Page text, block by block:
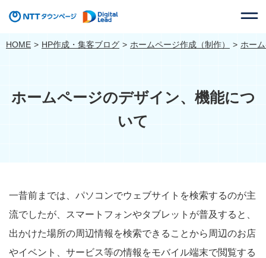
HOME HP作成・集客ブログ ホームページ作成（制作） ホー
ホームページのデザイン、機能につ
いて
一昔前までは、パソコンでウェブサイトを検索するのが主
流でしたが、スマートフォンやタブレットが普及すると、
出かけた場所の周辺情報を検索できることから周辺のお店
やイベント、サービス等の情報をモバイル端末で閲覧する